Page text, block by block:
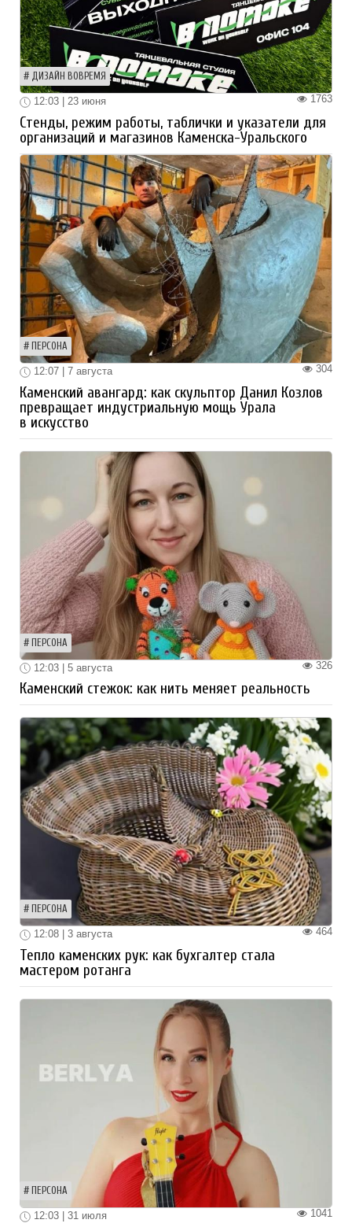
ДИЗАЙН ВОВРЕМЯ
1763
12:03 | 23 июня
Стенды, режим работы, таблички и указатели для
организаций и магазинов Каменска-Уральского
ПЕРСОНА
304
12:07 | 7 августа
Каменский авангард: как скульптор Данил Козлов
превращает индустриальную мощь Урала
в искусство
ПЕРСОНА
326
12:03 | 5 августа
Каменский стежок: как нить меняет реальность
ПЕРСОНА
464
12:08 | 3 августа
Тепло каменских рук: как бухгалтер стала
мастером ротанга
ПЕРСОНА
1041
12:03 | 31 июля